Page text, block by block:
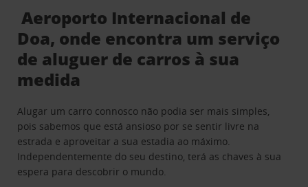
Aeroporto Internacional de
Doa, onde encontra um serviço
de aluguer de carros à sua
medida
Alugar um carro connosco não podia ser mais simples,
pois sabemos que está ansioso por se sentir livre na
estrada e aproveitar a sua estadia ao máximo.
Independentemente do seu destino, terá as chaves à sua
espera para descobrir o mundo.